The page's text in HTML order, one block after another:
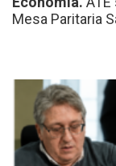
Mesa Paritaria